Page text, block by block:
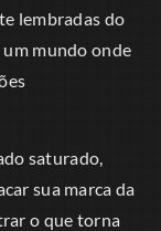
lembradas do
um mundo onde
saturado,
sua marca da
o que torna